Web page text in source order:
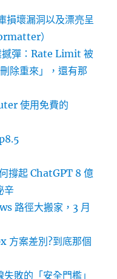
損壞漏洞以及漂亮呈
）
彈：Rate Limit 被
除重來」，還有那
使用免費的
撐起 ChatGPT 8 億
辛
路徑大搬家，3 月
案差別?到底那個
敗的「安全門檻」